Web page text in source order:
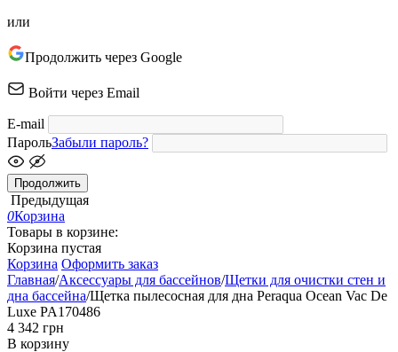
или
Продолжить через Google
Войти через Email
E-mail
ПарольЗабыли пароль?
Продолжить
Предыдущая
0Корзина
Товары в корзине:
Корзина пустая
Корзина Оформить заказ
Главная/Аксессуары для бассейнов/Щетки для очистки стен и
дна бассейна/Щетка пылесосная для дна Peraqua Ocean Vac De
Luxe PA170486
‍4 342‍ грн
В корзину